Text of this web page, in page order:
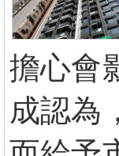
擔心會
成認為